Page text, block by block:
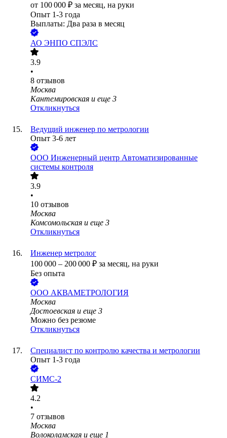
от 100 000 ₽ за месяц, на руки
Опыт 1-3 года
Выплаты: Два раза в месяц
АО ЭНПО СПЭЛС
3.9
•
8 отзывов
Москва
Кантемировская и еще 3
Откликнуться
Ведущий инженер по метрологии
Опыт 3-6 лет
ООО Инженерный центр Автоматизированные
системы контроля
3.9
•
10 отзывов
Москва
Комсомольская и еще 3
Откликнуться
Инженер метролог
100 000 – 200 000 ₽ за месяц, на руки
Без опыта
ООО АКВАМЕТРОЛОГИЯ
Москва
Достоевская и еще 3
Можно без резюме
Откликнуться
Специалист по контролю качества и метрологии
Опыт 1-3 года
СИМС-2
4.2
•
7 отзывов
Москва
Волоколамская и еще 1